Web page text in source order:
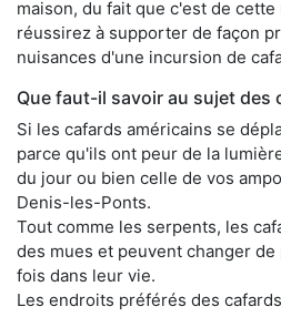
maison, du fait que c'est de
réussirez à supporter de façon
nuisances d'une incursion de
Que faut-il savoir au sujet des
Si les cafards américains se
parce qu'ils ont peur de la
du jour ou bien celle de vos
Denis-les-Ponts.
Tout comme les serpents, les
des mues et peuvent changer de
fois dans leur vie.
Les endroits préférés des